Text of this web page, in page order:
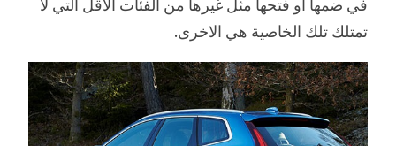
في ضمها أو فتحها مثل غيرها من الفئات الأقل التي لا
تمتلك تلك الخاصية هي الاخرى.